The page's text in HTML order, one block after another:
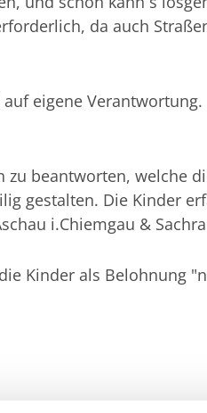
da auch
eigene Verantwortung.
zu beantworten, welche
gestalten. Die Kinder
i.Chiemgau &
Kinder als Belohnung